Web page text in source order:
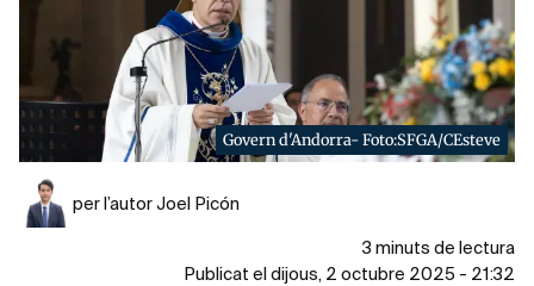
Govern d'Andorra- Foto:SFGA/CEsteve
per l’autor Joel Picón
3 minuts de lectura
Publicat el dijous, 2 octubre 2025 - 21:32